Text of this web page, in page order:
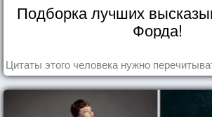
Подборка лучших
Форда!
Цитаты этого человека нужно